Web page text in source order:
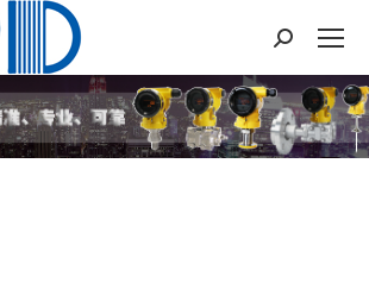
Search:
您在这里：